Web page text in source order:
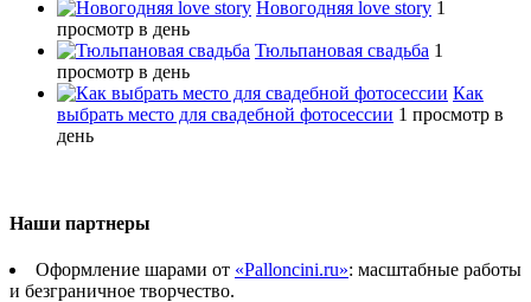
Новогодняя love story 1
просмотр в день
Тюльпановая свадьба 1
просмотр в день
Как
выбрать место для свадебной фотосессии 1 просмотр в
день
Наши партнеры
Оформление шарами от «Palloncini.ru»: масштабные работы
и безграничное творчество.